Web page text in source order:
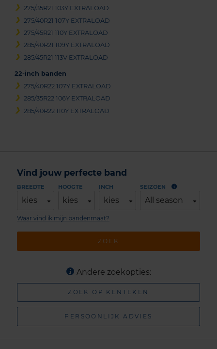
275/35R21 103Y EXTRALOAD
275/40R21 107Y EXTRALOAD
275/45R21 110Y EXTRALOAD
285/40R21 109Y EXTRALOAD
285/45R21 113V EXTRALOAD
22-inch banden
275/40R22 107Y EXTRALOAD
285/35R22 106Y EXTRALOAD
285/40R22 110Y EXTRALOAD
Vind jouw perfecte band
BREEDTE
kies
HOOGTE
kies
INCH
kies
SEIZOEN
All season
ZOEK
Waar vind ik mijn bandenmaat?
Andere zoekopties:
ZOEK OP KENTEKEN
PERSOONLIJK ADVIES